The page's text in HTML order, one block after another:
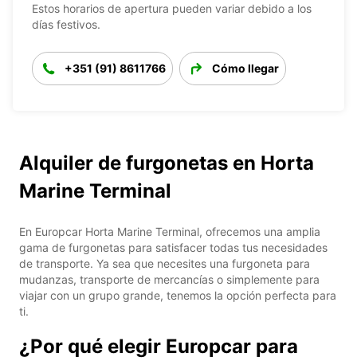
Estos horarios de apertura pueden variar debido a los
días festivos.
+351 (91) 8611766 Cómo llegar
Alquiler de furgonetas en Horta
Marine Terminal
En Europcar Horta Marine Terminal, ofrecemos una amplia
gama de furgonetas para satisfacer todas tus necesidades
de transporte. Ya sea que necesites una furgoneta para
mudanzas, transporte de mercancías o simplemente para
viajar con un grupo grande, tenemos la opción perfecta para
ti.
¿Por qué elegir Europcar para